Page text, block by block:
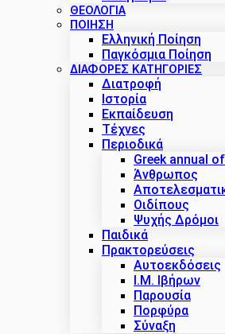
ΘΕΟΛΟΓΙΑ
ΠΟΙΗΣΗ
Ελληνική Ποίηση
Παγκόσμια Ποίηση
ΔΙΑΦΟΡΕΣ ΚΑΤΗΓΟΡΙΕΣ
Διατροφή
Ιστορία
Εκπαίδευση
Τέχνες
Περιοδικά
Greek annual
Άνθρωπος
Οιδίπους
Ψυχής Δρόμοι
Παιδικά
Πρακτoρεύσεις
Αυτοεκδόσεις
Ι.Μ. Ιβήρων
Παρουσία
Πορφύρα
Σύναξη